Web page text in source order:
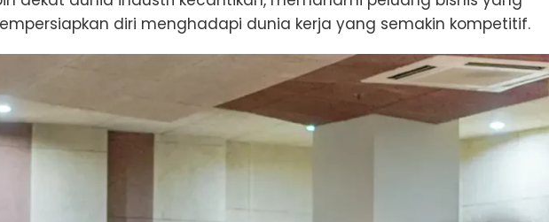
diri menghadapi dunia kerja yang semakin kompetitif.